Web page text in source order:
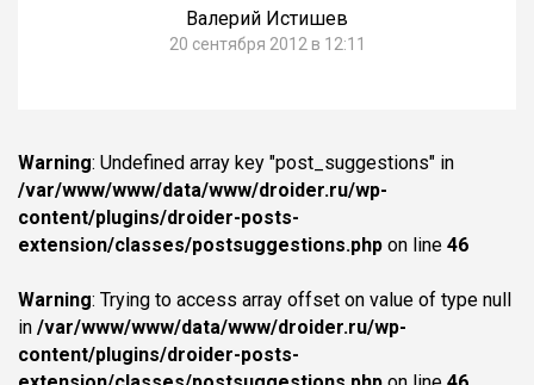
Валерий Истишев
20 сентября 2012 в 12:11
Warning: Undefined array key "post_suggestions" in
/var/www/www/data/www/droider.ru/wp-
content/plugins/droider-posts-
extension/classes/postsuggestions.php on line 46
Warning: Trying to access array offset on value of type null
in /var/www/www/data/www/droider.ru/wp-
content/plugins/droider-posts-